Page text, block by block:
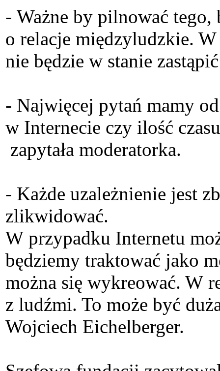
- Ważne by pilnować tego,
o relacje międzyludzkie.
nie będzie w stanie
- Najwięcej pytań mamy
w Internecie czy ilość
zapytała moderatorka.
- Każde uzależnienie jest
zlikwidować.
W przypadku Internetu
będziemy traktować jako
można się wykreować. W
z ludźmi. To może być
Wojciech Eichelberger.